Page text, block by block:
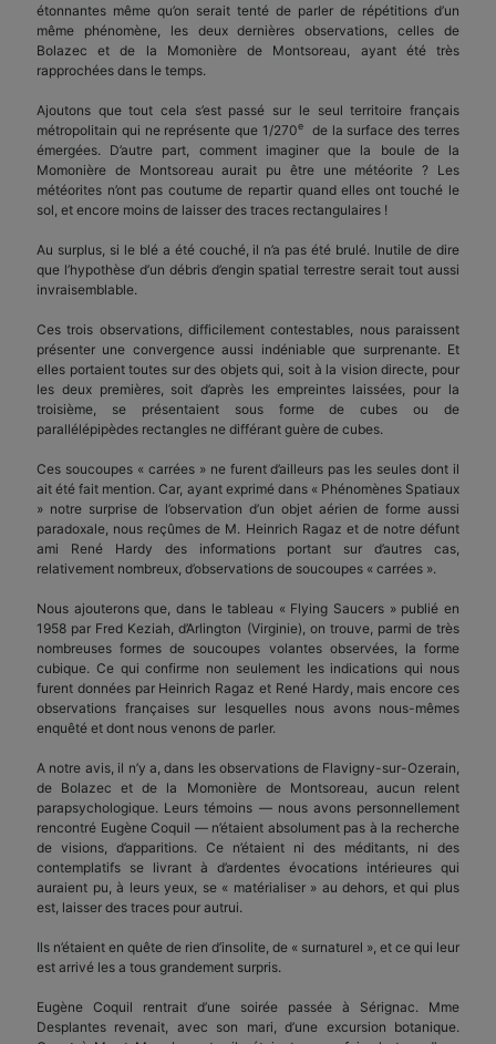
étonnantes même qu’on serait tenté de parler de répétitions d’un
même phénomène, les deux dernières observations, celles de
Bolazec et de la Momonière de Montsoreau, ayant été très
rapprochées dans le temps.
Ajoutons que tout cela s’est passé sur le seul territoire français
métropolitain qui ne représente que 1/270e
de la surface des terres
émergées. D’autre part, comment imaginer que la boule de la
Momonière de Montsoreau aurait pu être une météorite ? Les
météorites n’ont pas coutume de repartir quand elles ont touché le
sol, et encore moins de laisser des traces rectangulaires !
Au surplus, si le blé a été couché, il n’a pas été brulé. Inutile de dire
que l’hypothèse d’un débris d’engin spatial terrestre serait tout aussi
invraisemblable.
Ces trois observations, difficilement contestables, nous paraissent
présenter une convergence aussi indéniable que surprenante. Et
elles portaient toutes sur des objets qui, soit à la vision directe, pour
les deux premières, soit d’après les empreintes laissées, pour la
troisième, se présentaient sous forme de cubes ou de
parallélépipèdes rectangles ne différant guère de cubes.
Ces soucoupes « carrées » ne furent d’ailleurs pas les seules dont il
ait été fait mention. Car, ayant exprimé dans « Phénomènes Spatiaux
» notre surprise de l’observation d’un objet aérien de forme aussi
paradoxale, nous reçûmes de M. Heinrich Ragaz et de notre défunt
ami René Hardy des informations portant sur d’autres cas,
relativement nombreux, d’observations de soucoupes « carrées ».
Nous ajouterons que, dans le tableau « Flying Saucers » publié en
1958 par Fred Keziah, d’Arlington (Virginie), on trouve, parmi de très
nombreuses formes de soucoupes volantes observées, la forme
cubique. Ce qui confirme non seulement les indications qui nous
furent données par Heinrich Ragaz et René Hardy, mais encore ces
observations françaises sur lesquelles nous avons nous-mêmes
enquêté et dont nous venons de parler.
A notre avis, il n’y a, dans les observations de Flavigny-sur-Ozerain,
de Bolazec et de la Momonière de Montsoreau, aucun relent
parapsychologique. Leurs témoins — nous avons personnellement
rencontré Eugène Coquil — n’étaient absolument pas à la recherche
de visions, d’apparitions. Ce n’étaient ni des méditants, ni des
contemplatifs se livrant à d’ardentes évocations intérieures qui
auraient pu, à leurs yeux, se « matérialiser » au dehors, et qui plus
est, laisser des traces pour autrui.
Ils n’étaient en quête de rien d’insolite, de « surnaturel », et ce qui leur
est arrivé les a tous grandement surpris.
Eugène Coquil rentrait d’une soirée passée à Sérignac. Mme
Desplantes revenait, avec son mari, d’une excursion botanique.